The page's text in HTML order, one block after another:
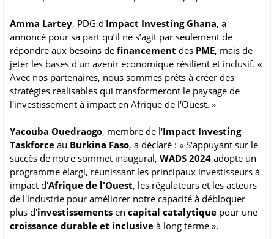
Amma Lartey, PDG d'Impact Investing Ghana, a
annoncé pour sa part qu’il ne s’agit par seulement de
répondre aux besoins de financement des PME, mais de
jeter les bases d'un avenir économique résilient et inclusif. «
Avec nos partenaires, nous sommes prêts à créer des
stratégies réalisables qui transformeront le paysage de
l'investissement à impact en Afrique de l'Ouest. »
Yacouba Ouedraogo, membre de l'Impact Investing
Taskforce au Burkina Faso, a déclaré : « S'appuyant sur le
succès de notre sommet inaugural, WADS 2024 adopte un
programme élargi, réunissant les principaux investisseurs à
impact d'Afrique de l'Ouest, les régulateurs et les acteurs
de l'industrie pour améliorer notre capacité à débloquer
plus d'investissements en capital catalytique pour une
croissance durable et inclusive à long terme ».